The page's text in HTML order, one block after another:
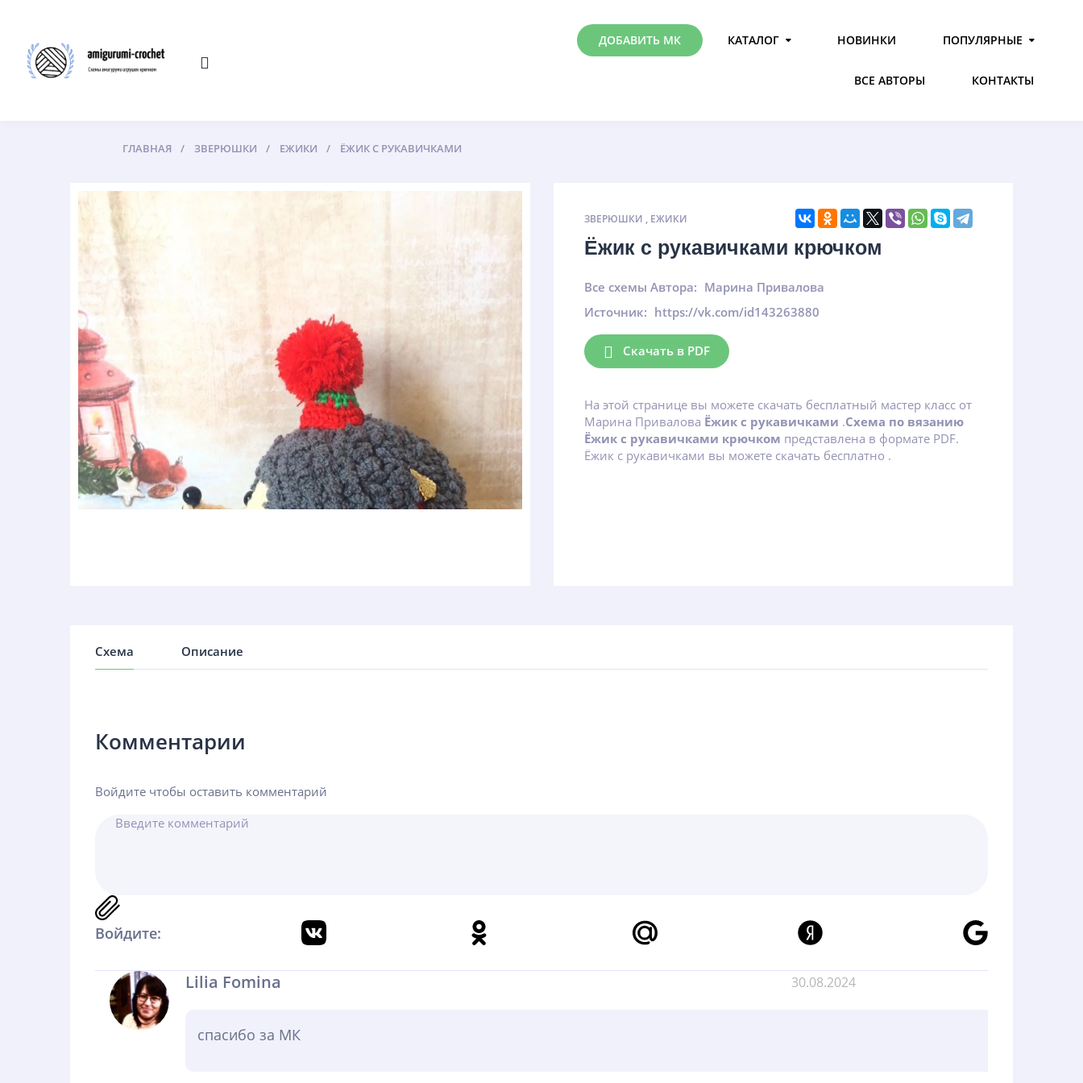
ДОБАВИТЬ МК КАТАЛОГ НОВИНКИ ПОПУЛЯРНЫЕ
ВСЕ АВТОРЫ КОНТАКТЫ
ГЛАВНАЯ ЗВЕРЮШКИ ЕЖИКИ ЁЖИК С РУКАВИЧКАМИ
ЗВЕРЮШКИ , ЕЖИКИ
Ёжик с рукавичками крючком
Все схемы Автора: Марина Привалова
Источник: https://vk.com/id143263880
Скачать в PDF
На этой странице вы можете скачать бесплатный мастер класс от
Марина Привалова Ёжик с рукавичками .Схема по вязанию
Ёжик с рукавичками крючком представлена в формате PDF.
Ёжик с рукавичками вы можете скачать бесплатно .
Схема Описание
Комментарии
Войдите чтобы оставить комментарий
Войдите:
Lilia Fomina 30.08.2024
спасибо за МК